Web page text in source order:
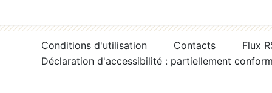
Conditions d'utilisation Contacts
Flux
Déclaration d'accessibilité : partiellement